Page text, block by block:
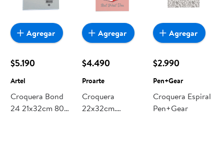
$5.190
Artel
Croquera Bond
24 21x32cm 80
Agregar
$4.490
Proarte
Croquera
22x32cm.
Agregar
$2.990
Pen+Gear
Croquera Espiral
Pen+Gear
Agregar